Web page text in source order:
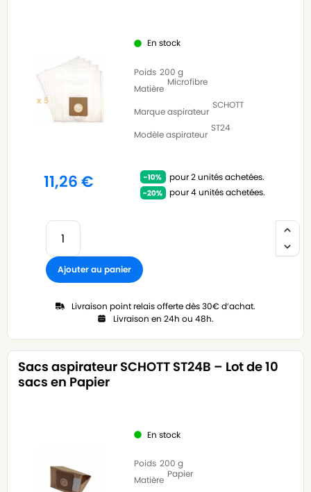
En stock
Poids 200 g
Matière
Microfibre
Marque aspirateur
SCHOTT
Modèle aspirateur
ST24
11,26€
pour 2 unités achetées.
pour 4 unités achetées.
Ajouter au panier
Livraison point relais offerte dès 30€ d’achat.
Livraison en 24h ou 48h.
Sacs aspirateur SCHOTT ST24B – Lot de 10
sacs en Papier
En stock
Poids 200 g
Matière
Papier